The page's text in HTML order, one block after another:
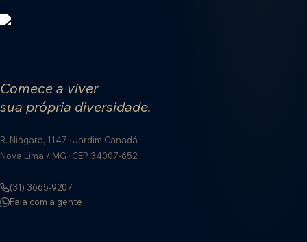
Comece a viver
sua própria diversidade.
R. Niágara, 1147 · Jardim Canadá
Nova Lima / MG · CEP 34007-652
(31) 3665-9207
Fala com a gente